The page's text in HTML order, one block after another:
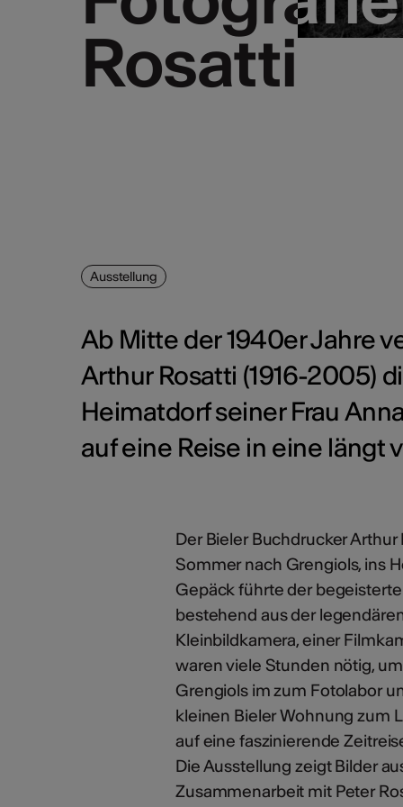
Rosatti
Rosatti
Ausstellung
Ab Mitte der 1940er Jahre
Arthur Rosatti (1916-2005)
Heimatdorf seiner Frau
auf eine Reise in eine längt
Der Bieler Buchdrucker
Sommer nach Grengiols, ins
Gepäck führte der
bestehend aus der
Kleinbildkamera, einer
waren viele Stunden nötig,
Grengiols im zum Fotolabor
kleinen Bieler Wohnung zum
auf eine faszinierende
Die Ausstellung zeigt Bilder
Zusammenarbeit mit Peter